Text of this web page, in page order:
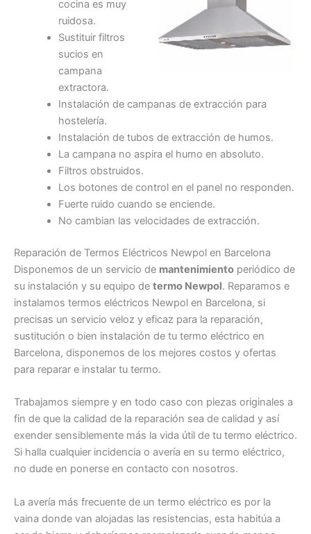
cocina es muy
ruidosa.
Sustituir filtros
sucios en
campana
extractora.
Instalación de campanas de extracción para
hostelería.
Instalación de tubos de extracción de humos.
La campana no aspira el humo en absoluto.
Filtros obstruidos.
Los botones de control en el panel no responden.
Fuerte ruido cuando se enciende.
No cambian las velocidades de extracción.
Reparación de Termos Eléctricos Newpol en Barcelona
Disponemos de un servicio de mantenimiento periódico de
su instalación y su equipo de termo Newpol. Reparamos e
instalamos termos eléctricos Newpol en Barcelona, si
precisas un servicio veloz y eficaz para la reparación,
sustitución o bien instalación de tu termo eléctrico en
Barcelona, disponemos de los mejores costos y ofertas
para reparar e instalar tu termo.
Trabajamos siempre y en todo caso con piezas originales a
fin de que la calidad de la reparación sea de calidad y así
exender sensiblemente más la vida útil de tu termo eléctrico.
Si halla cualquier incidencia o avería en su termo eléctrico,
no dude en ponerse en contacto con nosotros.
La avería más frecuente de un termo eléctrico es por la
vaina donde van alojadas las resistencias, esta habitúa a